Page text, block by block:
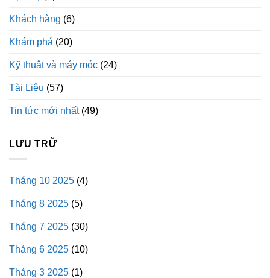
Khách hàng (6)
Khám phá (20)
Kỹ thuật và máy móc (24)
Tài Liệu (57)
Tin tức mới nhất(49)
LƯU TRỮ
Tháng 10 2025 (4)
Tháng 8 2025 (5)
Tháng 7 2025 (30)
Tháng 6 2025 (10)
Tháng 3 2025 (1)